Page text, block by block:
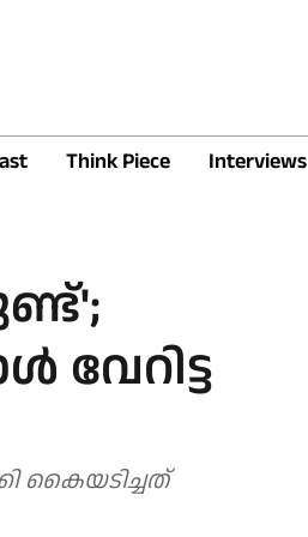
Think Piece Interviews
വേറിട്ട
കൈയടിച്ചത്